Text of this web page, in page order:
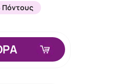
Πόντους